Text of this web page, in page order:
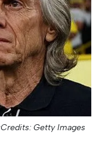
Credits: Getty Images;